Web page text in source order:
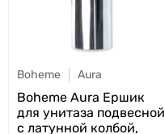
Boheme Aura
Boheme Aura Ершик
для унитаза подвесной
с латунной колбой,